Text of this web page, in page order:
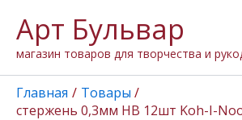
содержимому
Арт Бульвар
магазин товаров для творчества и
Главная
Товары
стержень 0,3мм HB 12шт Koh-I-